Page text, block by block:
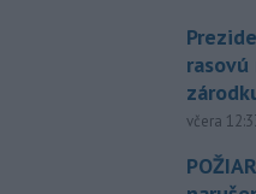
včera